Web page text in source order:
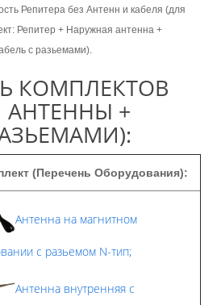
Репитера без Антенн и кабеля (для
Репитер + Наружная антенна +
с разьемами).
КОМПЛЕКТОВ
АНТЕННЫ +
(Перечень Оборудования):
Антенна на магнитном
с разьемом N-тип;
Антенна внутренняя с